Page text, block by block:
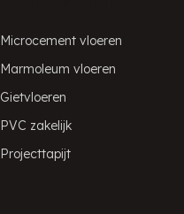
Microcement vloeren
Marmoleum vloeren
Gietvloeren
PVC zakelijk
Projecttapijt